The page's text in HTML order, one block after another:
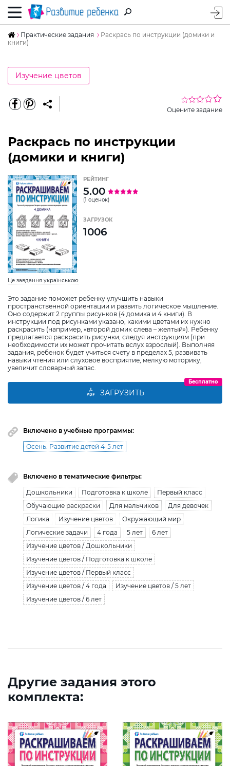
Практические задания
Раскрась по инструкции (домики и
книги)
Изучение цветов
Оцените задание
Раскрась по инструкции
(домики и книги)
Це завдання українською
Это задание поможет ребенку улучшить навыки
пространственной ориентации и развить логическое мышление.
Оно содержит 2 группы рисунков (4 домика и 4 книги). В
инструкции под рисунками указано, какими цветами их нужно
раскрасить (например, «второй домик слева – желтый»). Ребенку
предлагается раскрасить рисунки, следуя инструкциям (при
необходимости их может прочитать вслух взрослый). Выполняя
задания, ребенок будет учиться счету в пределах 5, развивать
навыки чтения или слуховое восприятие, мелкую моторику,
увеличит словарный запас.
РЕЙТИНГ
5.00
(1 оценок)
ЗАГРУЗОК
1006
ЗАГРУЗИТЬ
Бесплатно
Включено в учебные программы:
Осень. Развитие детей 4-5 лет
Включено в тематические фильтры:
Дошкольники Подготовка к школе
Первый класс
Обучающие раскраски
Для мальчиков
Для девочек
Логика
Изучение цветов
Окружающий мир
Логические задачи
4 года 5 лет
6 лет
Изучение цветов / Дошкольники
Изучение цветов / Подготовка к школе
Изучение цветов / Первый класс
Изучение цветов / 4 года
Изучение цветов / 5 лет
Изучение цветов / 6 лет
Другие задания этого
комплекта: